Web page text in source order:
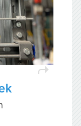
shortcut